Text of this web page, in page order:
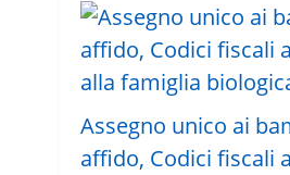
Assegno unico ai
affido, Codici fiscali